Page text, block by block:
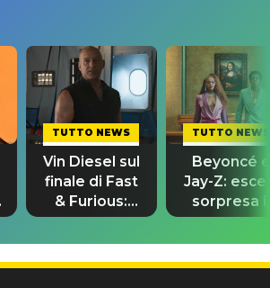
TUTTO NEWS
Vin Diesel sul
finale di Fast
& Furious:
“Sto ancora
piangendo”
TUTTO NEWS
Beyoncé e
Jay-Z: esce
sorpresa il
remix di
“Morning
Dew